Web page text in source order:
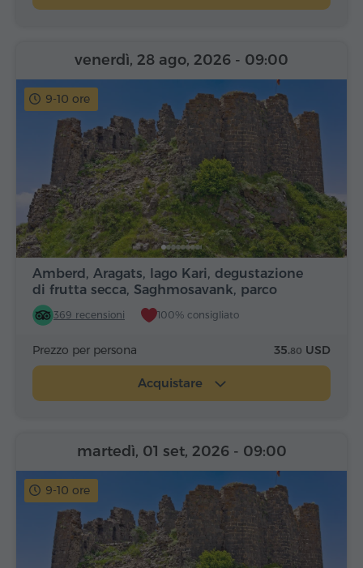
9-10 ore
Amberd, Aragats, lago Kari, degustazione
di frutta secca, Saghmosavank, parco
Alfabeto
369 recensioni 100% consigliato
venerdì, 28 ago, 2026 - 09:00
Prezzo per persona 35.80 USD
Acquistare
9-10 ore
martedì, 01 set, 2026 - 09:00